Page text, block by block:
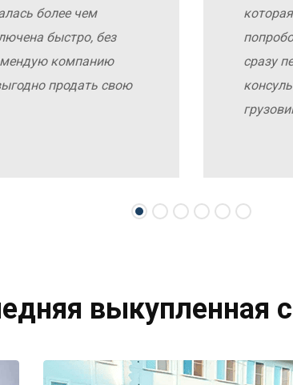
более чем
быстро, без
компанию
продать свою
сразу
выкупленная